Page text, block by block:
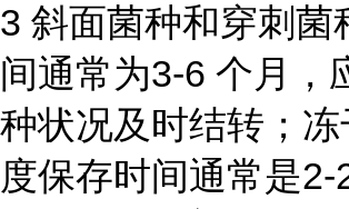
3 斜面菌种和穿刺菌
间通常为3-6 个月，
种状况及时结转；
度保存时间通常是2-